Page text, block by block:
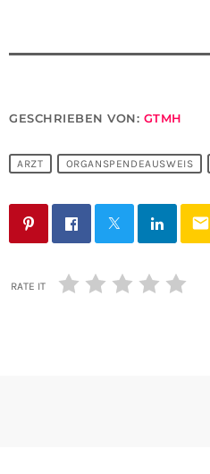
GESCHRIEBEN VON: GTMH
ARZT ORGANSPENDEAUSWEIS
email
RATE IT